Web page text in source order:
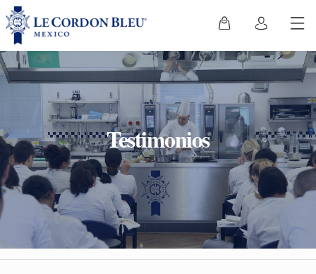
Testimonios